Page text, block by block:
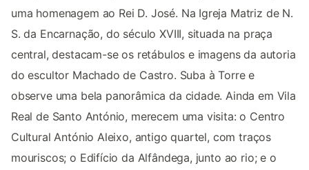
uma homenagem ao Rei D. José. Na Igreja Matriz de N.
S. da Encarnação, do século XVIII, situada na praça
central, destacam-se os retábulos e imagens da autoria
do escultor Machado de Castro. Suba à Torre e
observe uma bela panorâmica da cidade. Ainda em Vila
Real de Santo António, merecem uma visita: o Centro
Cultural António Aleixo, antigo quartel, com traços
mouriscos; o Edifício da Alfândega, junto ao rio; e o